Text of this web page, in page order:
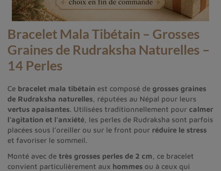
Bracelet Mala Tibétain – Grosses
Graines de Rudraksha Naturelles –
14 Perles
Ce bracelet mala tibétain est composé de grosses graines
de Rudraksha naturelles , réputées au Népal pour leurs
vertus apaisantes. Utilisées traditionnellement pour calmer
l’agitation et l’anxiété , les perles de Rudraksha sont parfois
placées sous l’oreiller ou sur le front pour réduire le stress
et favoriser le sommeil.
Monté avec de très grosses perles de 2 cm , ce bracelet
convient particulièrement aux hommes ou à ceux qui